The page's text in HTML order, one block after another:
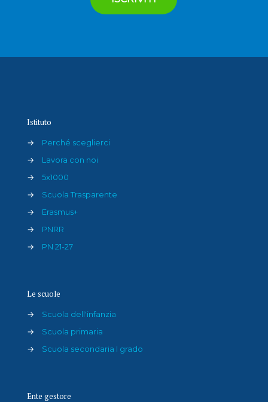
Istituto
→
Perché sceglierci
→
Lavora con noi
→
5x1000
→
Scuola Trasparente
→
Erasmus+
→
PNRR
→
PN 21-27
Le scuole
→
Scuola dell'infanzia
→
Scuola primaria
→
Scuola secondaria I grado
Ente gestore